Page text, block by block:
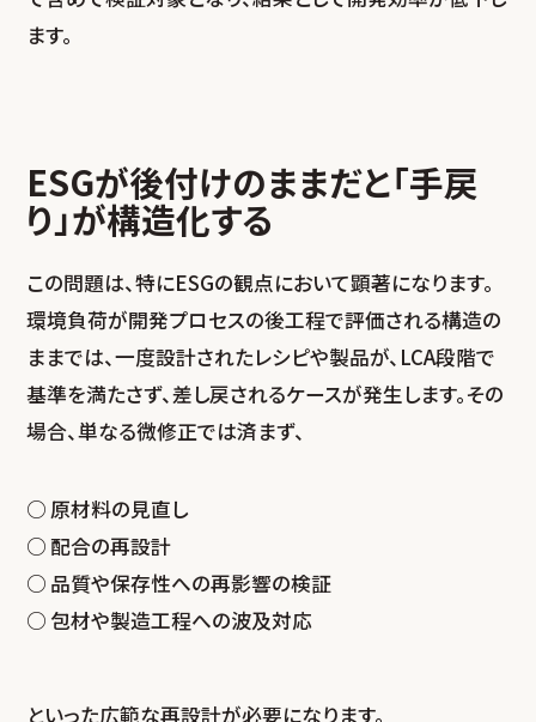
ます。
ESGが後付けのままだと「手戻
り」が構造化する
この問題は、特にESGの観点において顕著になります。
環境負荷が開発プロセスの後工程で評価される構造の
ままでは、一度設計されたレシピや製品が、LCA段階で
基準を満たさず、差し戻されるケースが発生します。その
場合、単なる微修正では済まず、
原材料の見直し
配合の再設計
品質や保存性への再影響の検証
包材や製造工程への波及対応
といった広範な再設計が必要になります。